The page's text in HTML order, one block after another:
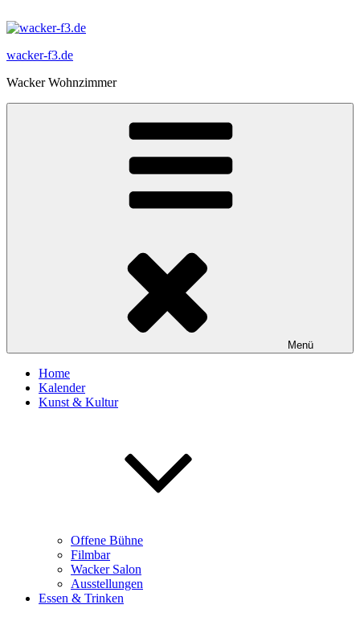
Inhalt
wacker-f3.de
Wacker Wohnzimmer
Menü
Home
Kalender
Kunst & Kultur
Offene Bühne
Filmbar
Wacker Salon
Ausstellungen
Essen & Trinken